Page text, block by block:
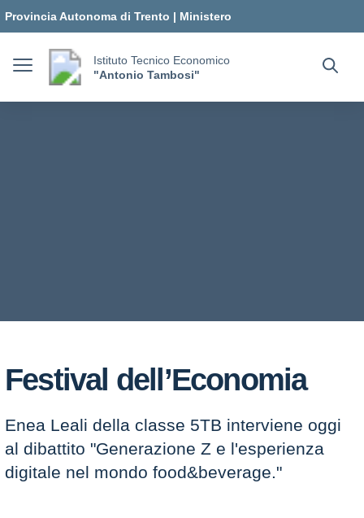
Provincia Autonoma di Trento | Ministero
dell'Istruzione e del Merito
Istituto Tecnico Economico
"Antonio Tambosi"
Festival dell’Economia
Enea Leali della classe 5TB interviene oggi
al dibattito "Generazione Z e l'esperienza
digitale nel mondo food&beverage."